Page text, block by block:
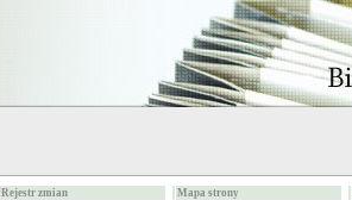
Rejestr zmian Mapa strony